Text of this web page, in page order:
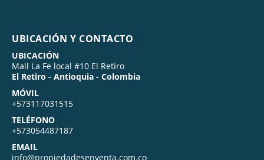
UBICACIÓN Y CONTACTO
UBICACIÓN
Mall La Fe local #10 El Retiro
El Retiro - Antioquia - Colombia
MÓVIL
+573117031515
TELÉFONO
+573054487187
EMAIL
info@propiedadesenventa.com.co